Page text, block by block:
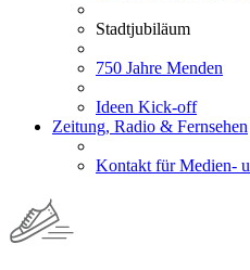
Stadtjubiläum
750 Jahre Menden
Ideen Kick-off
Zeitung, Radio & Fernsehen
Kontakt für Medien-